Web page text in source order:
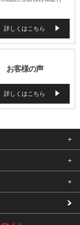
詳しくはこちら
お客様の声
詳しくはこちら